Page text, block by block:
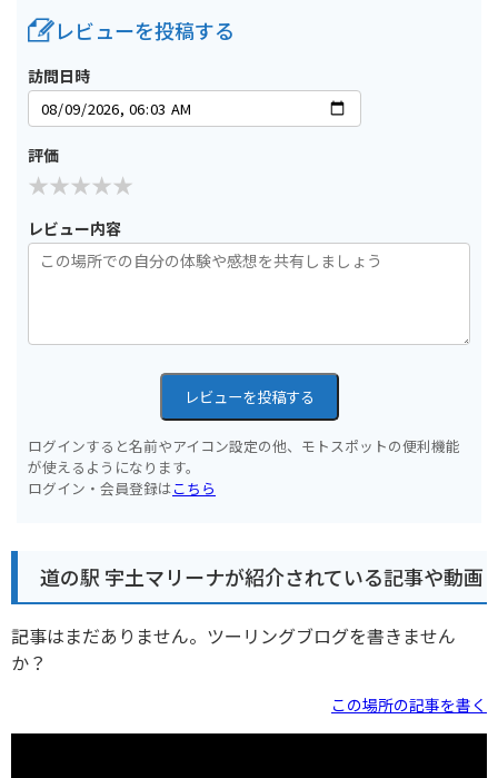
レビューを投稿する
訪問日時
評価
レビュー内容
レビューを投稿する
ログインすると名前やアイコン設定の他、モトスポットの便利機能
が使えるようになります。
ログイン・会員登録はこちら
道の駅 宇土マリーナが紹介されている記事や動画
記事はまだありません。ツーリングブログを書きません
か？
この場所の記事を書く